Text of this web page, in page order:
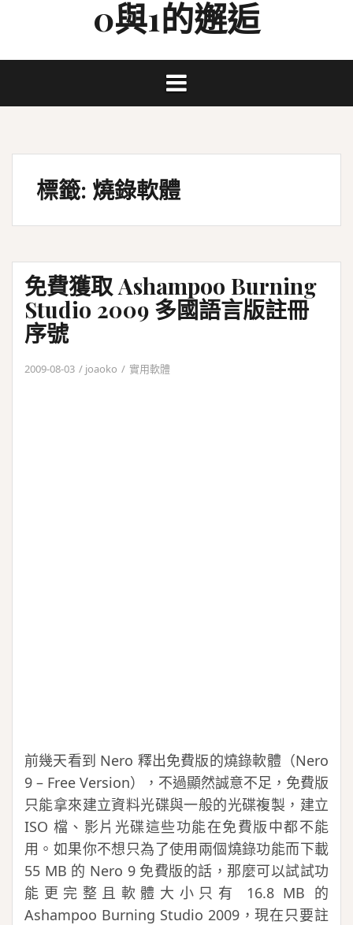
0與1的邂逅
標籤: 燒錄軟體
免費獲取 Ashampoo Burning
Studio 2009 多國語言版註冊
序號
2009-08-03 joaoko 實用軟體
前幾天看到 Nero 釋出免費版的燒錄軟體（Nero
9 – Free Version），不過顯然誠意不足，免費版
只能拿來建立資料光碟與一般的光碟複製，建立
ISO 檔、影片光碟這些功能在免費版中都不能
用。如果你不想只為了使用兩個燒錄功能而下載
55 MB 的 Nero 9 免費版的話，那麼可以試試功
能更完整且軟體大小只有 16.8 MB 的
Ashampoo Burning Studio 2009，現在只要註